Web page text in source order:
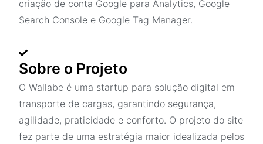
criação de conta Google para Analytics, Google
Search Console e Google Tag Manager.
Sobre o Projeto
O Wallabe é uma startup para solução digital em
transporte de cargas, garantindo segurança,
agilidade, praticidade e conforto. O projeto do site
fez parte de uma estratégia maior idealizada pelos